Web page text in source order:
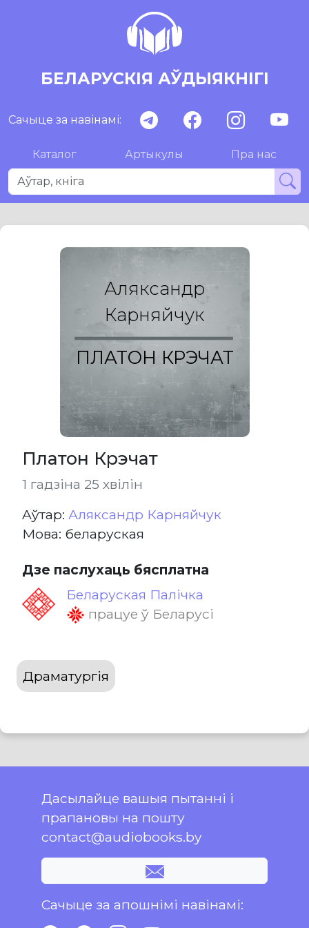
БЕЛАРУСКІЯ АЎДЫЯКНІГІ
Сачыце за навінамі:
Каталог Артыкулы Пра нас
Аляксандр
Карняйчук
ПЛАТОН КРЭЧАТ
Платон Крэчат
1 гадзіна 25 хвілін
Aўтар: Аляксандр Карняйчук
Мова: беларуская
Дзе паслухаць бясплатна
Беларуская Палічка
працуе ў Беларусі
Драматургія
Дасылайце вашыя пытанні і
прапановы на пошту
contact@audiobooks.by
Сачыце за апошнімі навінамі: